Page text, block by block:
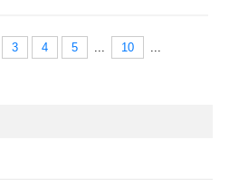
3 4 5 ... 10
...